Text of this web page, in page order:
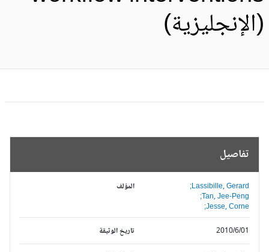
تفاصيل
المؤلف
Lassibille, Gerard;
Tan, Jee-Peng;
Jesse, Corne;
تاريخ الوثيقة
2010/6/01